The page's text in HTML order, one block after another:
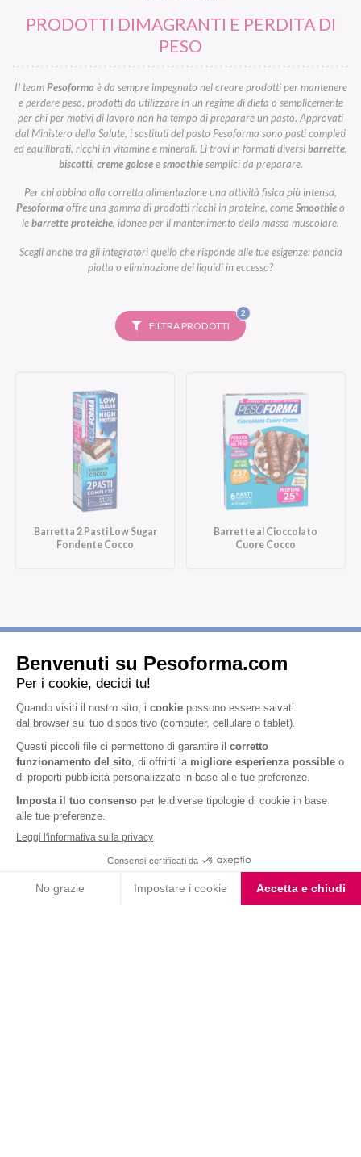
PRODOTTI DIMAGRANTI E PERDITA DI
PESO
Il teamPesoformaè da sempre impegnato nel creare prodotti per mantenere
e perdere peso, prodotti da utilizzare in un regime di dieta o semplicemente
per chi per motivi di lavoro non ha tempo di preparare un pasto. Approvati
dal Ministero della Salute, i sostituti del pasto Pesoforma sono pasti completi
ed equilibrati, ricchi in vitamine e minerali. Li trovi in formati diversibarrette,
biscotti, creme goloseesmoothiesemplici da preparare.
Per chi abbina alla corretta alimentazione una attività fisica più intensa,
Pesoformaoffre una gamma di prodotti ricchi in proteine, comeSmoothieo
lebarrette proteiche, idonee per il mantenimento della massa muscolare.
Scegli anche tra gli integratori quello che risponde alle tue esigenze: pancia
piatta o eliminazione dei liquidi in eccesso?
FILTRA PRODOTTI
2FILTRI
SELEZIONATI
Barretta 2 Pasti Low Sugar
Fondente Cocco
Barrette al Cioccolato
Cuore Cocco
Iscriviti alla newsletter
informativa privacy
, acconsento all'iscrizione alla newsletter
periodica di Nutrition et Santé
Nutrition & Sante' Italia Spa